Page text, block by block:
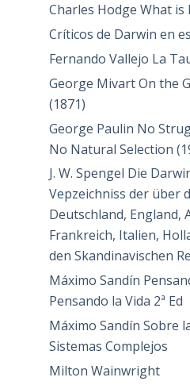
Charles Hodge What is
Críticos de Darwin en
Fernando Vallejo La
George Mivart On the
(1871)
George Paulin No
No Natural Selection
J. W. Spengel Die
Vepzeichniss der über
Deutschland, England,
Frankreich, Italien,
den Skandinavischen
Máximo Sandín
Pensando la Vida 2ª Ed
Máximo Sandín Sobre
Sistemas Complejos
Milton Wainwright